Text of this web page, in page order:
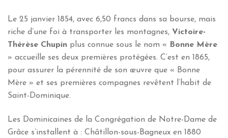
Le 25 janvier 1854, avec 6,50 francs dans sa bourse, mais
riche d’une foi à transporter les montagnes, Victoire-
Thérèse Chupin plus connue sous le nom «
Bonne Mère
» accueille ses deux premières protégées. C’est en 1865,
pour assurer la pérennité de son œuvre que « Bonne
Mère » et ses premières compagnes revêtent l’habit de
Saint-Dominique.
Les Dominicaines de la Congrégation de Notre-Dame de
Grâce s’installent à : Châtillon-sous-Bagneux en 1880